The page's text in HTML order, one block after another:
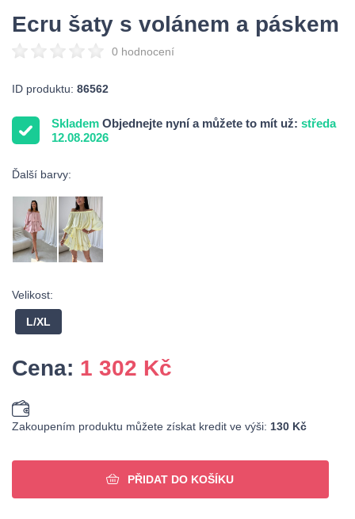
Ecru šaty s volánem a páskem
0 hodnocení
ID produktu: 86562
Skladem Objednejte nyní a můžete to mít už: středa
12.08.2026
Ďalší barvy:
Velikost:
L/XL
Cena: 1 302 Kč
Zakoupením produktu můžete získat kredit ve výši: 130 Kč
PŘIDAT DO KOŠÍKU